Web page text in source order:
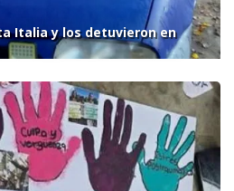
Italia y los detuvieron en